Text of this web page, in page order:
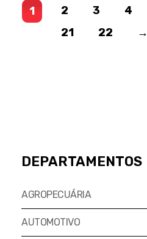
1 2 3 4
21
22 →
DEPARTAMENTOS
AGROPECUÁRIA
AUTOMOTIVO